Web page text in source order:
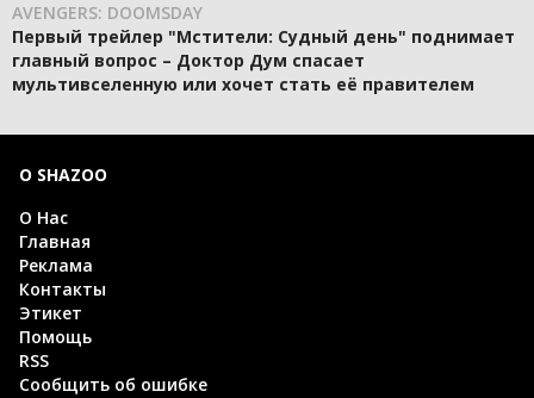
AVENGERS: DOOMSDAY
Первый трейлер "Мстители: Судный день" поднимает
главный вопрос – Доктор Дум спасает
мультивселенную или хочет стать её правителем
О SHAZOO
О Нас
Главная
Реклама
Контакты
Этикет
Помощь
RSS
Сообщить об ошибке